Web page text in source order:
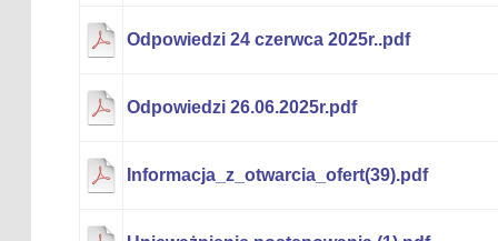
Odpowiedzi 24 czerwca 2025r..pdf
Odpowiedzi 26.06.2025r.pdf
Informacja_z_otwarcia_ofert(39).pdf